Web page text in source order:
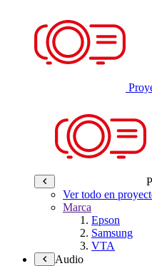
Ver todo en
Marca
Epson
Samsung
VTA
Audio